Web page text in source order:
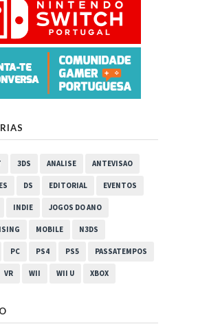
3DS ANALISE ANTEVISAO
DS EDITORIAL EVENTOS
INDIE JOGOS DO ANO
MOBILE N3DS
PC PS4 PS5 PASSATEMPOS
VR WII WII U XBOX